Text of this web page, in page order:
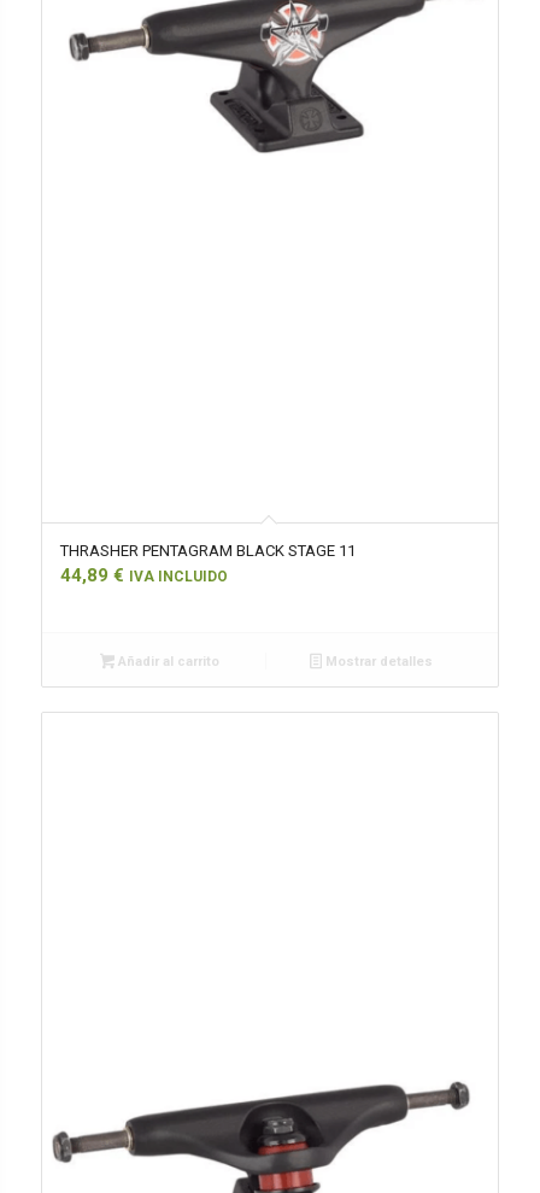
THRASHER PENTAGRAM BLACK STAGE 11
44,89 € IVA INCLUIDO
Añadir al carrito Mostrar detalles